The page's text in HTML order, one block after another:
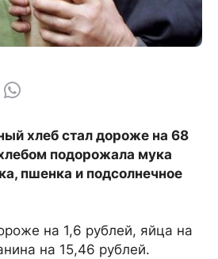
хлеб стал дороже на 68
подорожала мука
пшенка и подсолнечное
на 1,6 рублей, яйца на
на 15,46 рублей.